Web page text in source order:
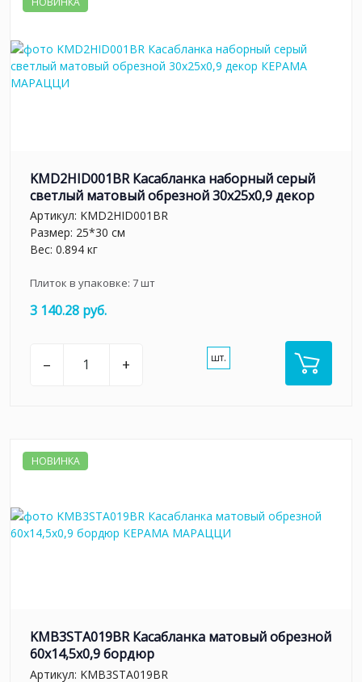
KMD2HID001BR Касабланка наборный серый
светлый матовый обрезной 30x25x0,9 декор
Артикул: KMD2HID001BR
Размер: 25*30 см
Вес: 0.894 кг
Плиток в упаковке: 7шт
3 140.28 руб.
– + шт.
НОВИНКА
KMB3STA019BR Касабланка матовый обрезной
60x14,5x0,9 бордюр
Артикул: KMB3STA019BR